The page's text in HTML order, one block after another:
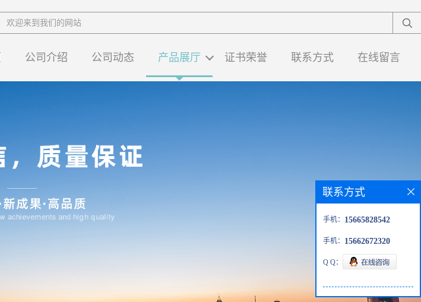
欢迎来到我们的网站
公司介绍 公司动态 产品展厅 证书荣誉 联系方式 在线留言
联系方式
手机： 15665828542
手机： 15662672320
Q Q：